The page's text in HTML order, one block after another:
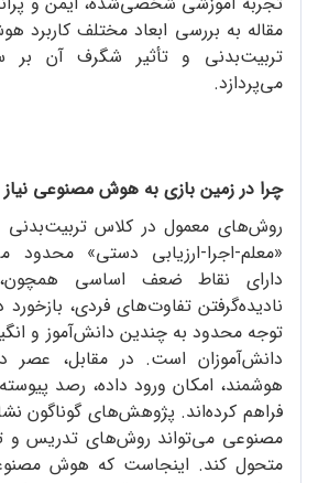
مقاله به بررسی ابعاد مختلف
تربیت‌بدنی و تأثیر شگرف آن بر
می‌پردازد.
چرا در زمین بازی به هوش مصنوعی نیاز
روش‌های معمول در کلاس
«معلم-اجرا-ارزیابی دستی»
دارای نقاط ضعف اساسی
نادیده‌گرفتن تفاوت‌های فردی،
توجه محدود به چندین دانش‌آموز و
دانش‌آموزان است. در مقابل، عصر
هوشمند، امکان ورود داده، رصد پیوسته
فراهم کرده‌اند. پژوهش‌های گوناگون
مصنوعی می‌تواند روش‌های تدریس و
متحول کند. اینجاست که هوش